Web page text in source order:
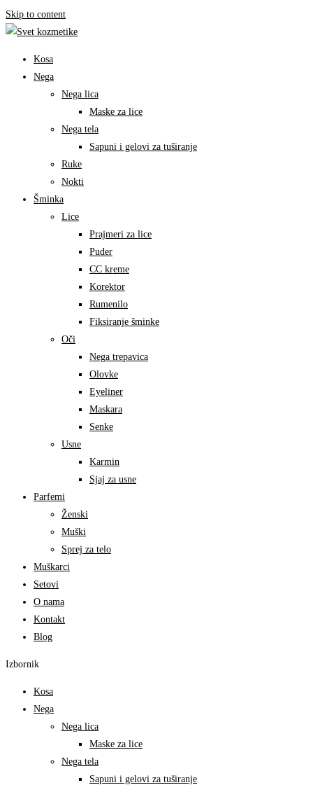
Skip to content
Kosa
Nega
Nega lica
Maske za lice
Nega tela
Sapuni i gelovi za tuširanje
Ruke
Nokti
Šminka
Lice
Prajmeri za lice
Puder
CC kreme
Korektor
Rumenilo
Fiksiranje šminke
Oči
Nega trepavica
Olovke
Eyeliner
Maskara
Senke
Usne
Karmin
Sjaj za usne
Parfemi
Ženski
Muški
Sprej za telo
Muškarci
Setovi
O nama
Kontakt
Blog
Izbornik
Kosa
Nega
Nega lica
Maske za lice
Nega tela
Sapuni i gelovi za tuširanje